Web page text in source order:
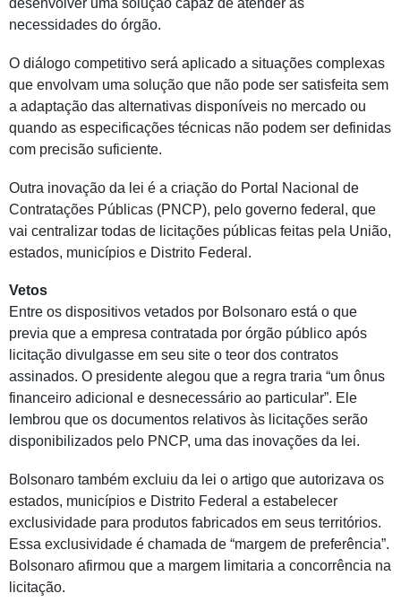
desenvolver uma solução capaz de atender às
necessidades do órgão.
O diálogo competitivo será aplicado a situações complexas
que envolvam uma solução que não pode ser satisfeita sem
a adaptação das alternativas disponíveis no mercado ou
quando as especificações técnicas não podem ser definidas
com precisão suficiente.
Outra inovação da lei é a criação do Portal Nacional de
Contratações Públicas (PNCP), pelo governo federal, que
vai centralizar todas de licitações públicas feitas pela União,
estados, municípios e Distrito Federal.
Vetos
Entre os dispositivos vetados por Bolsonaro está o que
previa que a empresa contratada por órgão público após
licitação divulgasse em seu site o teor dos contratos
assinados. O presidente alegou que a regra traria “um ônus
financeiro adicional e desnecessário ao particular”. Ele
lembrou que os documentos relativos às licitações serão
disponibilizados pelo PNCP, uma das inovações da lei.
Bolsonaro também excluiu da lei o artigo que autorizava os
estados, municípios e Distrito Federal a estabelecer
exclusividade para produtos fabricados em seus territórios.
Essa exclusividade é chamada de “margem de preferência”.
Bolsonaro afirmou que a margem limitaria a concorrência na
licitação.